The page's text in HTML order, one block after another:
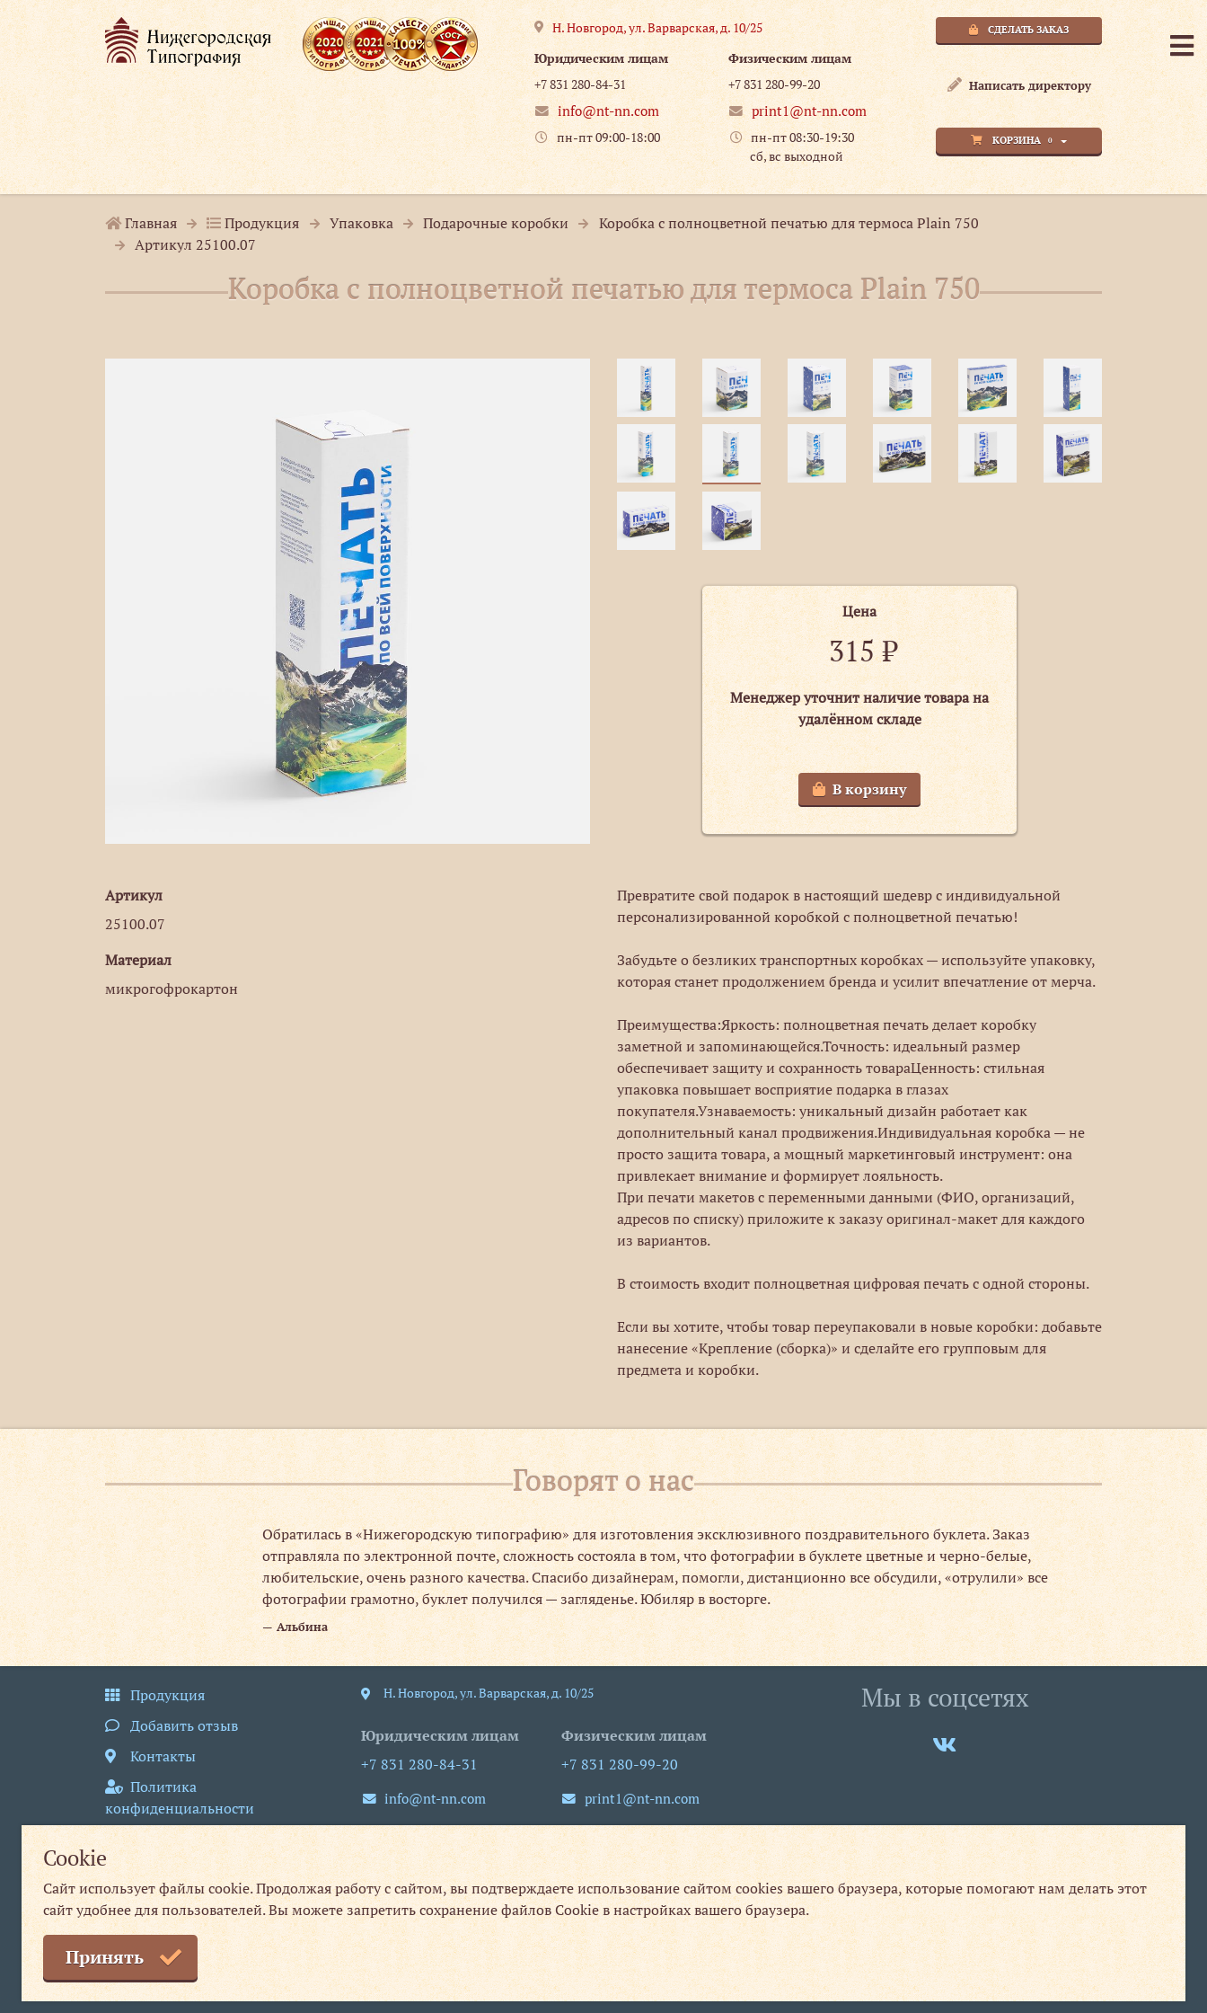
Cookie
Сайт использует файлы cookie. Продолжая работу с сайтом, вы подтверждаете использование сайтом cookies вашего браузера, которые помогают нам делать этот
сайт удобнее для пользователей. Вы можете запретить сохранение файлов Cookie в настройках вашего браузера.
Принять
Н. Новгород,ул. Варварская, д. 10/25
Юридическим лицам
+7 831 280-84-31
info@nt-nn.com
пн-пт 09:00-18:00
Физическим лицам
+7 831 280-99-20
print1@nt-nn.com
пн-пт 08:30-19:30
сб, вс выходной
СДЕЛАТЬ ЗАКАЗ
Написать директору
КОРЗИНА 0
Главная Продукция Упаковка Подарочные коробки
Коробка с полноцветной печатью для термоса Plain 750
Артикул 25100.07
Коробка с полноцветной печатью для термоса Plain 750
Цена
315₽
Менеджер уточнит наличие товара на
удалённом складе
В корзину
Артикул
25100.07
Материал
микрогофрокартон
Превратите свой подарок в настоящий шедевр с индивидуальной
персонализированной коробкой с полноцветной печатью!
Забудьте о безликих транспортных коробках — используйте упаковку,
которая станет продолжением бренда и усилит впечатление от мерча.
Преимущества:Яркость: полноцветная печать делает коробку
заметной и запоминающейся.Точность: идеальный размер
обеспечивает защиту и сохранность товараЦенность: стильная
упаковка повышает восприятие подарка в глазах
покупателя.Узнаваемость: уникальный дизайн работает как
дополнительный канал продвижения.Индивидуальная коробка — не
просто защита товара, а мощный маркетинговый инструмент: она
привлекает внимание и формирует лояльность.
При печати макетов с переменными данными (ФИО, организаций,
адресов по списку) приложите к заказу оригинал-макет для каждого
из вариантов.
В стоимость входит полноцветная цифровая печать с одной стороны.
Если вы хотите, чтобы товар переупаковали в новые коробки: добавьте
нанесение «Крепление (сборка)» и сделайте его групповым для
предмета и коробки.
Говорят о нас
тираж,
печать,
Обратилась в «Нижегородскую типографию» для изготовления эксклюзивного поздравительного буклета. Заказ
отправляла по электронной почте, сложность состояла в том, что фотографии в буклете цветные и черно-белые,
любительские, очень разного качества. Спасибо дизайнерам, помогли, дистанционно все обсудили, «отрулили» все
фотографии грамотно, буклет получился — загляденье. Юбиляр в восторге.
Альбина
Продукция
Добавить отзыв
Контакты
Политика
конфиденциальности
Пользовательское
соглашение
Публичная оферта
Н. Новгород,ул. Варварская, д. 10/25
Юридическим лицам
+7 831 280-84-31
info@nt-nn.com
пн-пт 09:00-18:00
Физическим лицам
+7 831 280-99-20
print1@nt-nn.com
пн-пт 08:30-19:30
сб, вс выходной
Мы в соцсетях
© 2013–2026 Нижегородская типография